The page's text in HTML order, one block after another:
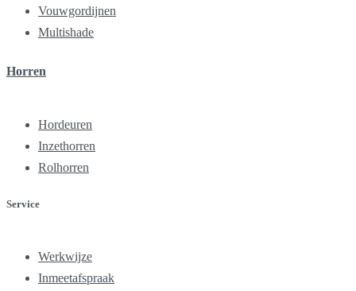
Vouwgordijnen
Multishade
Horren
Hordeuren
Inzethorren
Rolhorren
Service
Werkwijze
Inmeetafspraak